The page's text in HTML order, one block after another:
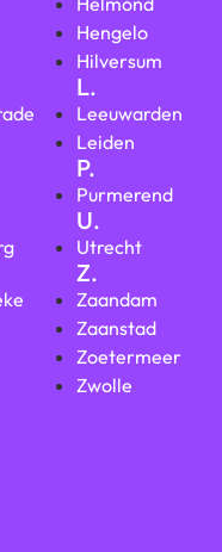
Hengelo
Hilversum
L.
Leeuwarden
Leiden
P.
Purmerend
U.
Utrecht
Z.
Zaandam
Zaanstad
Zoetermeer
Zwolle